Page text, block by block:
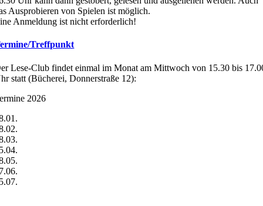
Ausprobieren von Spielen ist möglich.
Anmeldung ist nicht erforderlich!
Treffpunkt
Lese-Club findet einmal im Monat am Mittwoch von 15.30 bis
statt (Bücherei, Donnerstraße 12):
2026